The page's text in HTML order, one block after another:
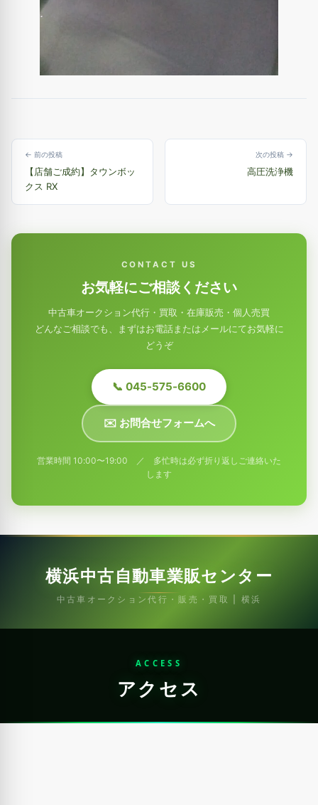
← 前の投稿
【店舗ご成約】タウンボッ
クス RX
次の投稿 →
高圧洗浄機
CONTACT US
お気軽にご相談ください
中古車オークション代行・買取・在庫販売・個人売買
どんなご相談でも、まずはお電話またはメールにてお気軽に
どうぞ
📞 045-575-6600
✉️ お問合せフォームへ
営業時間 10:00〜19:00 ／ 多忙時は必ず折り返しご連絡いた
します
横浜中古自動車業販センター
中古車オークション代行・販売・買取 | 横浜
ACCESS
アクセス